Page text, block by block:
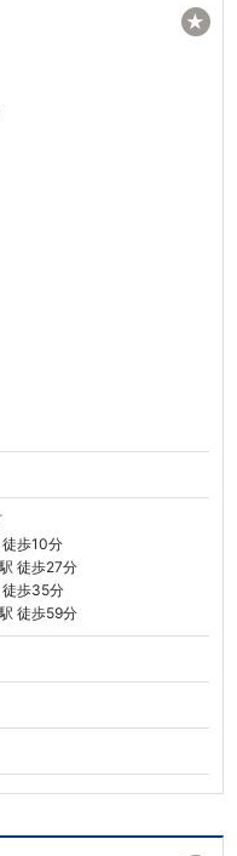
歩10分
徒歩27分
徒歩35分
徒歩59分
★